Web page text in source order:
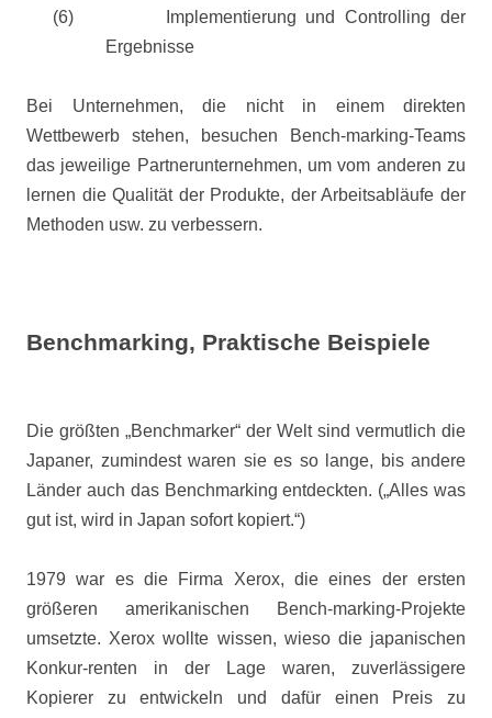
(6)
Implementierung und Controlling der
Ergebnisse
Bei Unternehmen, die nicht in einem direkten
Wettbewerb stehen, besuchen Bench-marking-Teams
das jeweilige Partnerunternehmen, um vom anderen zu
lernen die Qualität der Produkte, der Arbeitsabläufe der
Methoden usw. zu verbessern.
Benchmarking, Praktische Beispiele
Die größten „Benchmarker“ der Welt sind vermutlich die
Japaner, zumindest waren sie es so lange, bis andere
Länder auch das Benchmarking entdeckten. („Alles was
gut ist, wird in Japan sofort kopiert.“)
1979 war es die Firma Xerox, die eines der ersten
größeren amerikanischen Bench-marking-Projekte
umsetzte. Xerox wollte wissen, wieso die japanischen
Konkur-renten in der Lage waren, zuverlässigere
Kopierer zu entwickeln und dafür einen Preis zu